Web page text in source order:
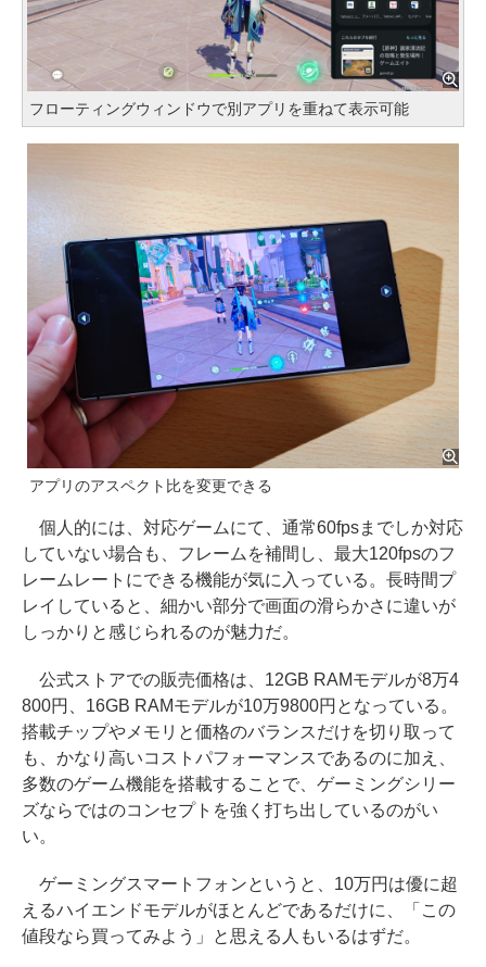
フローティングウィンドウで別アプリを重ねて表示可能
アプリのアスペクト比を変更できる
個人的には、対応ゲームにて、通常60fpsまでしか対応
していない場合も、フレームを補間し、最大120fpsのフ
レームレートにできる機能が気に入っている。長時間プ
レイしていると、細かい部分で画面の滑らかさに違いが
しっかりと感じられるのが魅力だ。
公式ストアでの販売価格は、12GB RAMモデルが8万4
800円、16GB RAMモデルが10万9800円となっている。
搭載チップやメモリと価格のバランスだけを切り取って
も、かなり高いコストパフォーマンスであるのに加え、
多数のゲーム機能を搭載することで、ゲーミングシリー
ズならではのコンセプトを強く打ち出しているのがい
い。
ゲーミングスマートフォンというと、10万円は優に超
えるハイエンドモデルがほとんどであるだけに、「この
値段なら買ってみよう」と思える人もいるはずだ。